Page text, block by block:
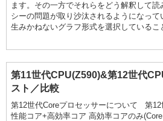
ます。その一方でそれらをどう解釈して
シーの問題が取り沙汰されるようになっ
生みかねないグラフ形式を選択しているこ
第11世代CPU(Z590)&第12世代
スト／比較
第12世代Coreプロセッサーについて 第
性能コア+高効率コア 高効率コアのみ